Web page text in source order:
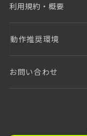
利用規約・概要
動作推奨環境
お問い合わせ